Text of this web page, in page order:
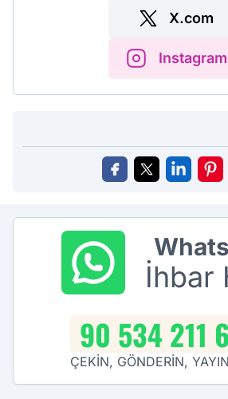
X.com
Instagram
İhbar
90 534 211
ÇEKİN, GÖNDERİN,